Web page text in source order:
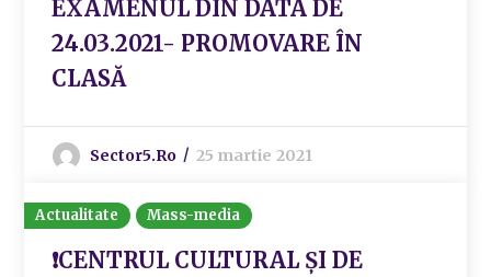
EXAMENUL DIN DATA DE
24.03.2021- PROMOVARE ÎN
CLASĂ
Sector5.ro 25 martie 2021
Actualitate Mass-media
❗CENTRUL CULTURAL ȘI DE